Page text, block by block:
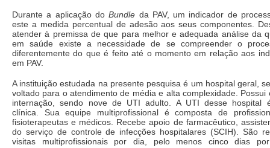
Durante a aplicação doBundle da PAV, um indicador de
este a medida percentual de adesão aos seus componentes.
atender à premissa de que para melhor e adequada análise da
em saúde existe a necessidade de se compreender o
diferentemente do que é feito até o momento em relação aos
em PAV.
A instituição estudada na presente pesquisa é um hospital geral,
voltado para o atendimento de média e alta complexidade. Possui
internação, sendo nove de UTI adulto. A UTI desse hospital
clínica. Sua equipe multiprofissional é composta de
fisioterapeutas e médicos. Recebe apoio de farmacêutico,
do serviço de controle de infecções hospitalares (SCIH). São
visitas multiprofissionais por dia, pelo menos cinco dias